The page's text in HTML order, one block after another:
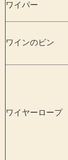
ワイパー
ワインのビン
ワイヤーロープ